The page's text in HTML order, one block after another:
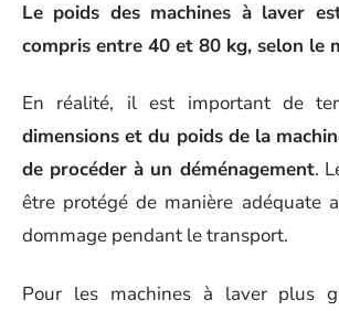
Le poids des machines à laver
compris entre 40 et 80 kg, selon le
En réalité, il est important de
dimensions et du poids de la
de procéder à un déménagement.
être protégé de manière adéquate
dommage pendant le transport.
Pour les machines à laver plus